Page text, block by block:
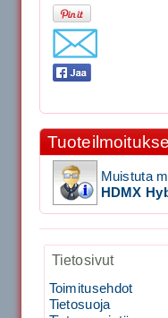
Signum S-
Signum S-7000
40883
Muistuta
HDMX
Tietosivut
Toimitusehdot
Tietosuoja